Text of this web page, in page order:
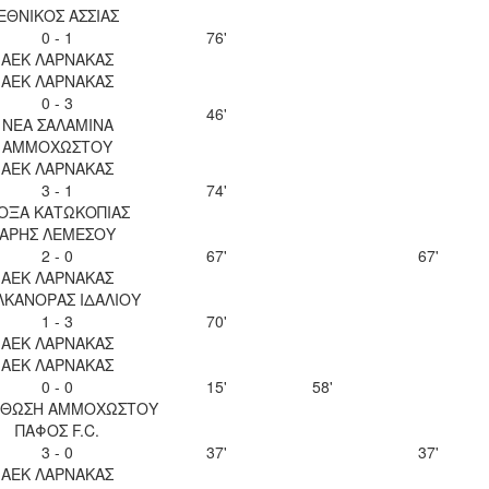
ΑΣΣΙΑΣ
0 - 1
ΑΕΚ ΛΑΡΝΑΚΑΣ
76'
ΑΕΚ ΛΑΡΝΑΚΑΣ
0 - 3
ΝΕΑ ΣΑΛΑΜΙΝΑ
ΑΜΜΟΧΩΣΤΟΥ
46'
ΑΕΚ ΛΑΡΝΑΚΑΣ
3 - 1
ΚΑΤΩΚΟΠΙΑΣ
74'
ΑΡΗΣ ΛΕΜΕΣΟΥ
2 - 0
ΑΕΚ ΛΑΡΝΑΚΑΣ
67'
67'
ΙΔΑΛΙΟΥ
1 - 3
ΑΕΚ ΛΑΡΝΑΚΑΣ
70'
ΑΕΚ ΛΑΡΝΑΚΑΣ
0 - 0
ΑΜΜΟΧΩΣΤΟΥ
15'
58'
ΠΑΦΟΣ F.C.
3 - 0
ΑΕΚ ΛΑΡΝΑΚΑΣ
37'
37'